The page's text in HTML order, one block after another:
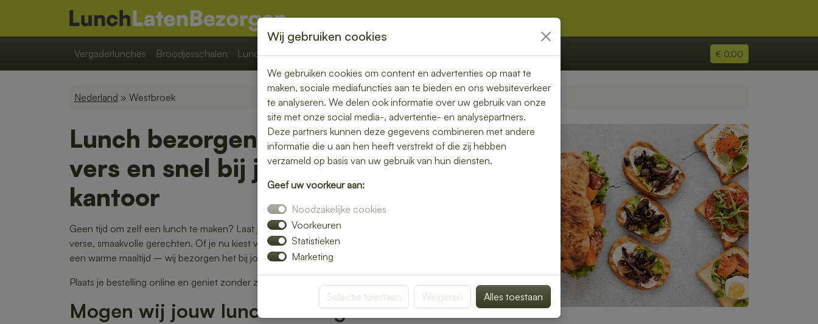
Vergaderlunches Broodjesschalen Lunchpakketten Overige € 0,00
Nederland » Westbroek
Lunch bezorgen in Westbroek –
vers en snel bij jou thuis of op
kantoor
Geen tijd om zelf een lunch te maken? Laat je lunch bezorgen in Westbroek en geniet van
verse, smaakvolle gerechten. Of je nu kiest voor een rijk belegd broodje, een frisse salade of
een warme maaltijd – wij bezorgen het bij jou op locatie.
Plaats je bestelling online en geniet zonder zorgen van een heerlijke lunch.
Mogen wij jouw lunch verzorgen?
Wij gebruiken cookies
We gebruiken cookies om content en advertenties op maat te
maken, sociale mediafuncties aan te bieden en ons websiteverkeer
te analyseren. We delen ook informatie over uw gebruik van onze
site met onze social media-, advertentie- en analysepartners.
Deze partners kunnen deze gegevens combineren met andere
informatie die u aan hen heeft verstrekt of die zij hebben
verzameld op basis van uw gebruik van hun diensten.
Geef uw voorkeur aan:
Noodzakelijke cookies
Voorkeuren
Statistieken
Marketing
Selectie toestaan Weigeren Alles toestaan